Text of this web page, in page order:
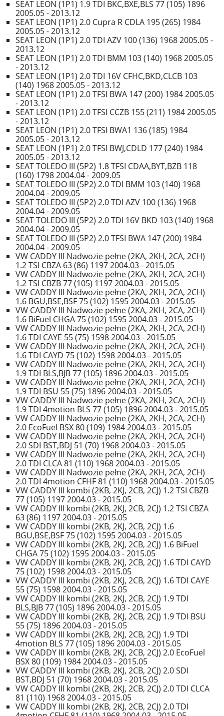
SEAT LEON (1P1) 1.9 TDI BKC,BXE,BLS 77 (105) 1896
2005.05 - 2013.12
SEAT LEON (1P1) 2.0 Cupra R CDLA 195 (265) 1984
2005.05 - 2013.12
SEAT LEON (1P1) 2.0 TDI AZV 100 (136) 1968 2005.05 -
2013.12
SEAT LEON (1P1) 2.0 TDI BMM 103 (140) 1968 2005.05
- 2013.12
SEAT LEON (1P1) 2.0 TDI 16V CFHC,BKD,CLCB 103
(140) 1968 2005.05 - 2013.12
SEAT LEON (1P1) 2.0 TFSI BWA 147 (200) 1984 2005.05
- 2013.12
SEAT LEON (1P1) 2.0 TFSI CCZB 155 (211) 1984 2005.05
- 2013.12
SEAT LEON (1P1) 2.0 TFSI BWA1 136 (185) 1984
2005.05 - 2013.12
SEAT LEON (1P1) 2.0 TFSI BWJ,CDLD 177 (240) 1984
2005.05 - 2013.12
SEAT TOLEDO III (5P2) 1.8 TFSI CDAA,BYT,BZB 118
(160) 1798 2004.04 - 2009.05
SEAT TOLEDO III (5P2) 2.0 TDI BMM 103 (140) 1968
2004.04 - 2009.05
SEAT TOLEDO III (5P2) 2.0 TDI AZV 100 (136) 1968
2004.04 - 2009.05
SEAT TOLEDO III (5P2) 2.0 TDI 16V BKD 103 (140) 1968
2004.04 - 2009.05
SEAT TOLEDO III (5P2) 2.0 TFSI BWA 147 (200) 1984
2004.04 - 2009.05
VW CADDY III Nadwozie pełne (2KA, 2KH, 2CA, 2CH)
1.2 TSI CBZA 63 (86) 1197 2004.03 - 2015.05
VW CADDY III Nadwozie pełne (2KA, 2KH, 2CA, 2CH)
1.2 TSI CBZB 77 (105) 1197 2004.03 - 2015.05
VW CADDY III Nadwozie pełne (2KA, 2KH, 2CA, 2CH)
1.6 BGU,BSE,BSF 75 (102) 1595 2004.03 - 2015.05
VW CADDY III Nadwozie pełne (2KA, 2KH, 2CA, 2CH)
1.6 BiFuel CHGA 75 (102) 1595 2004.03 - 2015.05
VW CADDY III Nadwozie pełne (2KA, 2KH, 2CA, 2CH)
1.6 TDI CAYE 55 (75) 1598 2004.03 - 2015.05
VW CADDY III Nadwozie pełne (2KA, 2KH, 2CA, 2CH)
1.6 TDI CAYD 75 (102) 1598 2004.03 - 2015.05
VW CADDY III Nadwozie pełne (2KA, 2KH, 2CA, 2CH)
1.9 TDI BLS,BJB 77 (105) 1896 2004.03 - 2015.05
VW CADDY III Nadwozie pełne (2KA, 2KH, 2CA, 2CH)
1.9 TDI BSU 55 (75) 1896 2004.03 - 2015.05
VW CADDY III Nadwozie pełne (2KA, 2KH, 2CA, 2CH)
1.9 TDI 4motion BLS 77 (105) 1896 2004.03 - 2015.05
VW CADDY III Nadwozie pełne (2KA, 2KH, 2CA, 2CH)
2.0 EcoFuel BSX 80 (109) 1984 2004.03 - 2015.05
VW CADDY III Nadwozie pełne (2KA, 2KH, 2CA, 2CH)
2.0 SDI BST,BDJ 51 (70) 1968 2004.03 - 2015.05
VW CADDY III Nadwozie pełne (2KA, 2KH, 2CA, 2CH)
2.0 TDI CLCA 81 (110) 1968 2004.03 - 2015.05
VW CADDY III Nadwozie pełne (2KA, 2KH, 2CA, 2CH)
2.0 TDI 4motion CFHF 81 (110) 1968 2004.03 - 2015.05
VW CADDY III kombi (2KB, 2KJ, 2CB, 2CJ) 1.2 TSI CBZB
77 (105) 1197 2004.03 - 2015.05
VW CADDY III kombi (2KB, 2KJ, 2CB, 2CJ) 1.2 TSI CBZA
63 (86) 1197 2004.03 - 2015.05
VW CADDY III kombi (2KB, 2KJ, 2CB, 2CJ) 1.6
BGU,BSE,BSF 75 (102) 1595 2004.03 - 2015.05
VW CADDY III kombi (2KB, 2KJ, 2CB, 2CJ) 1.6 BiFuel
CHGA 75 (102) 1595 2004.03 - 2015.05
VW CADDY III kombi (2KB, 2KJ, 2CB, 2CJ) 1.6 TDI CAYD
75 (102) 1598 2004.03 - 2015.05
VW CADDY III kombi (2KB, 2KJ, 2CB, 2CJ) 1.6 TDI CAYE
55 (75) 1598 2004.03 - 2015.05
VW CADDY III kombi (2KB, 2KJ, 2CB, 2CJ) 1.9 TDI
BLS,BJB 77 (105) 1896 2004.03 - 2015.05
VW CADDY III kombi (2KB, 2KJ, 2CB, 2CJ) 1.9 TDI BSU
55 (75) 1896 2004.03 - 2015.05
VW CADDY III kombi (2KB, 2KJ, 2CB, 2CJ) 1.9 TDI
4motion BLS 77 (105) 1896 2004.03 - 2015.05
VW CADDY III kombi (2KB, 2KJ, 2CB, 2CJ) 2.0 EcoFuel
BSX 80 (109) 1984 2004.03 - 2015.05
VW CADDY III kombi (2KB, 2KJ, 2CB, 2CJ) 2.0 SDI
BST,BDJ 51 (70) 1968 2004.03 - 2015.05
VW CADDY III kombi (2KB, 2KJ, 2CB, 2CJ) 2.0 TDI CLCA
81 (110) 1968 2004.03 - 2015.05
VW CADDY III kombi (2KB, 2KJ, 2CB, 2CJ) 2.0 TDI